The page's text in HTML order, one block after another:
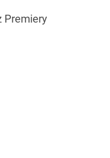
Premiery